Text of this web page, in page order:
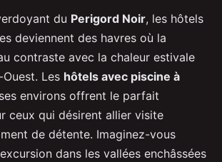
du Perigord Noir, les hôtels
deviennent des havres où la
contraste avec la chaleur estivale
Les hôtels avec piscine à
environs offrent le parfait
ceux qui désirent allier visite
de détente. Imaginez-vous
dans les vallées enchâssées